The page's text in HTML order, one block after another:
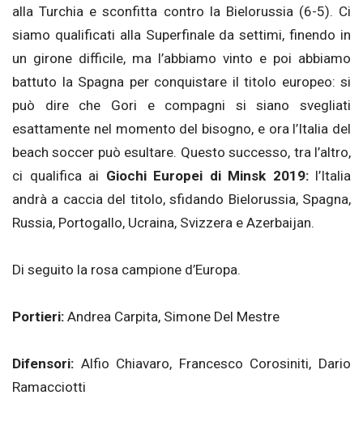
alla Turchia e sconfitta contro la Bielorussia (6-5). Ci
siamo qualificati alla Superfinale da settimi, finendo in
un girone difficile, ma l’abbiamo vinto e poi abbiamo
battuto la Spagna per conquistare il titolo europeo: si
può dire che Gori e compagni si siano svegliati
esattamente nel momento del bisogno, e ora l’Italia del
beach soccer può esultare. Questo successo, tra l’altro,
ci qualifica ai Giochi Europei di Minsk 2019:l’Italia
andrà a caccia del titolo, sfidando Bielorussia, Spagna,
Russia, Portogallo, Ucraina, Svizzera e Azerbaijan.
Di seguito la rosa campione d’Europa.
Portieri: Andrea Carpita, Simone Del Mestre
Difensori: Alfio Chiavaro, Francesco Corosiniti, Dario
Ramacciotti